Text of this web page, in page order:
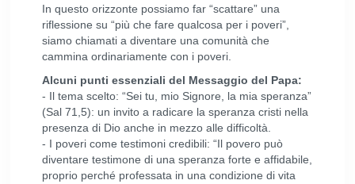
In questo orizzonte possiamo far “scattare” una
riflessione su “più che fare qualcosa per i poveri”,
siamo chiamati a diventare una comunità che
cammina ordinariamente con i poveri.
Alcuni punti essenziali del Messaggio del Papa:
- Il tema scelto: “Sei tu, mio Signore, la mia speranza”
(Sal 71,5): un invito a radicare la speranza cristi nella
presenza di Dio anche in mezzo alle difficoltà.
- I poveri come testimoni credibili: “Il povero può
diventare testimone di una speranza forte e affidabile,
proprio perché professata in una condizione di vita